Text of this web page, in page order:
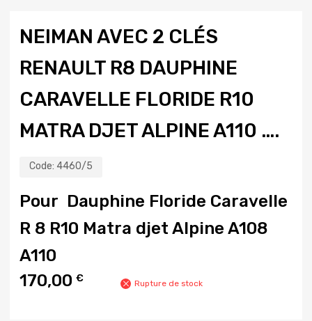
NEIMAN AVEC 2 CLÉS
RENAULT R8 DAUPHINE
CARAVELLE FLORIDE R10
MATRA DJET ALPINE A110 ….
Code: 4460/5
Pour Dauphine Floride Caravelle
R 8 R10 Matra djet Alpine A108
A110
170,00 € Rupture de stock